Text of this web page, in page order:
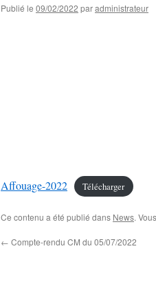
Publié le 09/02/2022 paradministrateur
Affouage-2022 Télécharger
Ce contenu a été publié dans News.
← Compte-rendu CM du 05/07/2022